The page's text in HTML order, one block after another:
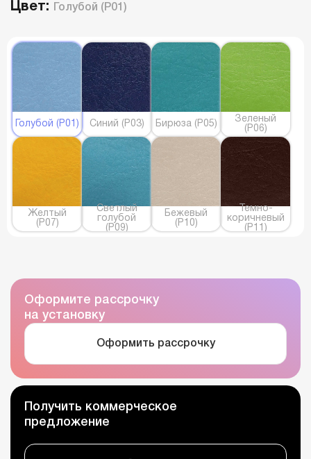
Цвет: Голубой (P01)
Голубой (P01) Синий (P03) Бирюза (P05)
Зеленый
(P06)
Желтый
(P07)
Светлый
голубой
(P09)
Бежевый
(P10)
Темно-
коричневый
(P11)
Оформите рассрочку
на установку
Оформить рассрочку
Получить коммерческое
предложение